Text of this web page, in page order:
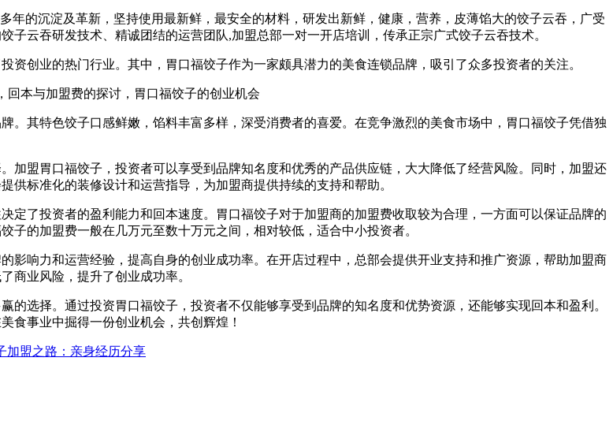
年的沉淀及革新，坚持使用最新鲜，最安全的材料，研发出新鲜，健康，营养，皮薄馅大的饺子云吞，广受
云吞研发技术、精诚团结的运营团队,加盟总部一对一开店培训，传承正宗广式饺子云吞技术。
创业的热门行业。其中，胃口福饺子作为一家颇具潜力的美食连锁品牌，吸引了众多投资者的关注。
。其特色饺子口感鲜嫩，馅料丰富多样，深受消费者的喜爱。在竞争激烈的美食市场中，胃口福饺子凭借独
加盟胃口福饺子，投资者可以享受到品牌知名度和优秀的产品供应链，大大降低了经营风险。同时，加盟还
标准化的装修设计和运营指导，为加盟商提供持续的支持和帮助。
定了投资者的盈利能力和回本速度。胃口福饺子对于加盟商的加盟费收取较为合理，一方面可以保证品牌的
的加盟费一般在几万元至数十万元之间，相对较低，适合中小投资者。
影响力和运营经验，提高自身的创业成功率。在开店过程中，总部会提供开业支持和推广资源，帮助加盟商
商业风险，提升了创业成功率。
选择。通过投资胃口福饺子，投资者不仅能够享受到品牌的知名度和优势资源，还能够实现回本和盈利。
食事业中掘得一份创业机会，共创辉煌！
加盟之路：亲身经历分享